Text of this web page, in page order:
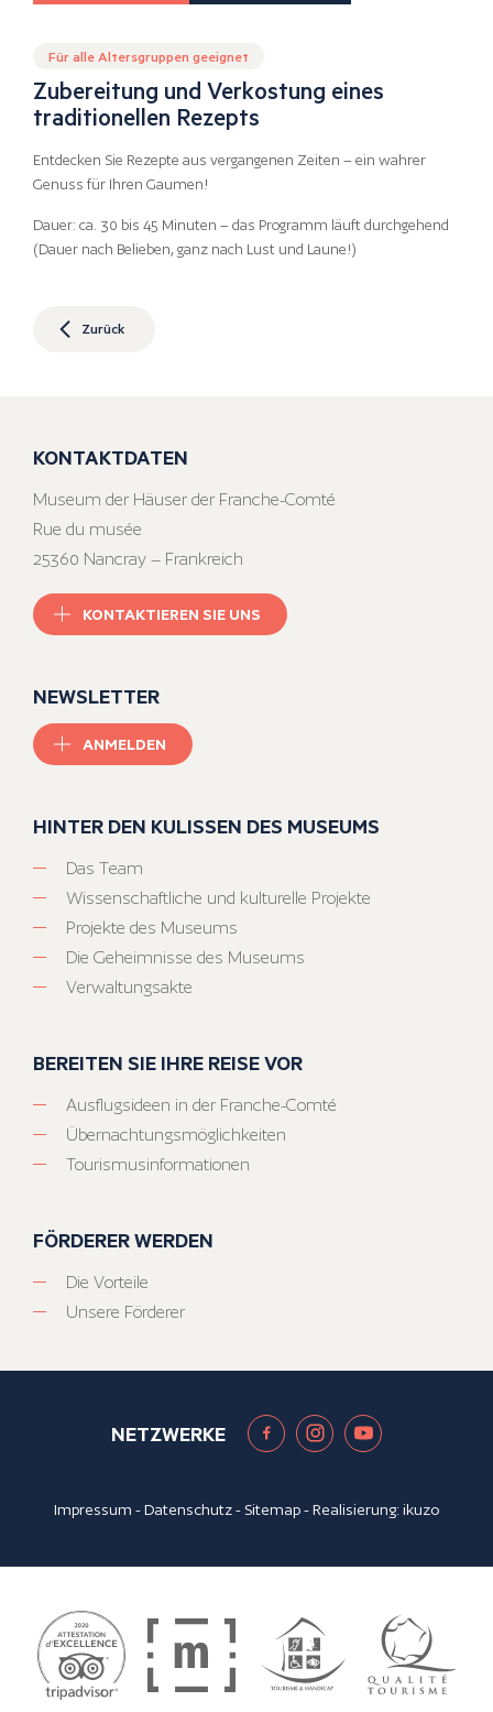
Für alle Altersgruppen geeignet
Zubereitung und Verkostung eines
traditionellen Rezepts
Entdecken Sie Rezepte aus vergangenen Zeiten – ein wahrer
Genuss für Ihren Gaumen!
Dauer: ca. 30 bis 45 Minuten – das Programm läuft durchgehend
(Dauer nach Belieben, ganz nach Lust und Laune!)
Zurück
KONTAKTDATEN
Museum der Häuser der Franche-Comté
Rue du musée
25360 Nancray – Frankreich
KONTAKTIEREN SIE UNS
NEWSLETTER
ANMELDEN
HINTER DEN KULISSEN DES MUSEUMS
Das Team
Wissenschaftliche und kulturelle Projekte
Projekte des Museums
Die Geheimnisse des Museums
Verwaltungsakte
BEREITEN SIE IHRE REISE VOR
Ausflugsideen in der Franche-Comté
Übernachtungsmöglichkeiten
Tourismusinformationen
FÖRDERER WERDEN
Die Vorteile
Unsere Förderer
NETZWERKE
Impressum -Datenschutz- Sitemap- Realisierung:ikuzo